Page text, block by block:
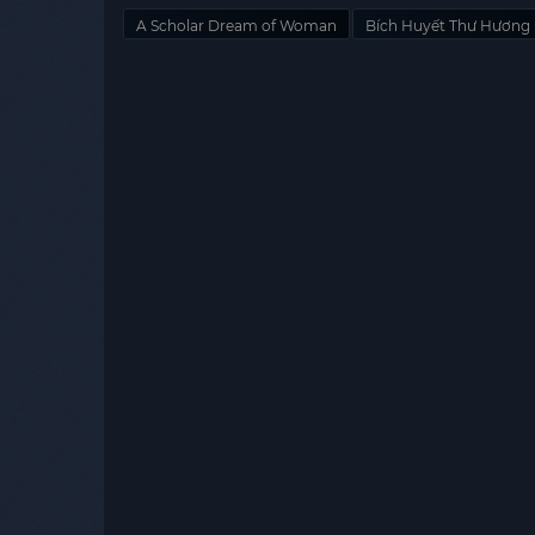
chống chọi, mải mê oán trách, đến khi chợt
A Scholar Dream of Woman Bích Huyết Thư Hương